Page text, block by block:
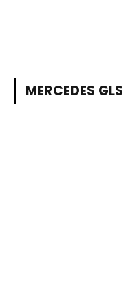
MERCEDES GLS